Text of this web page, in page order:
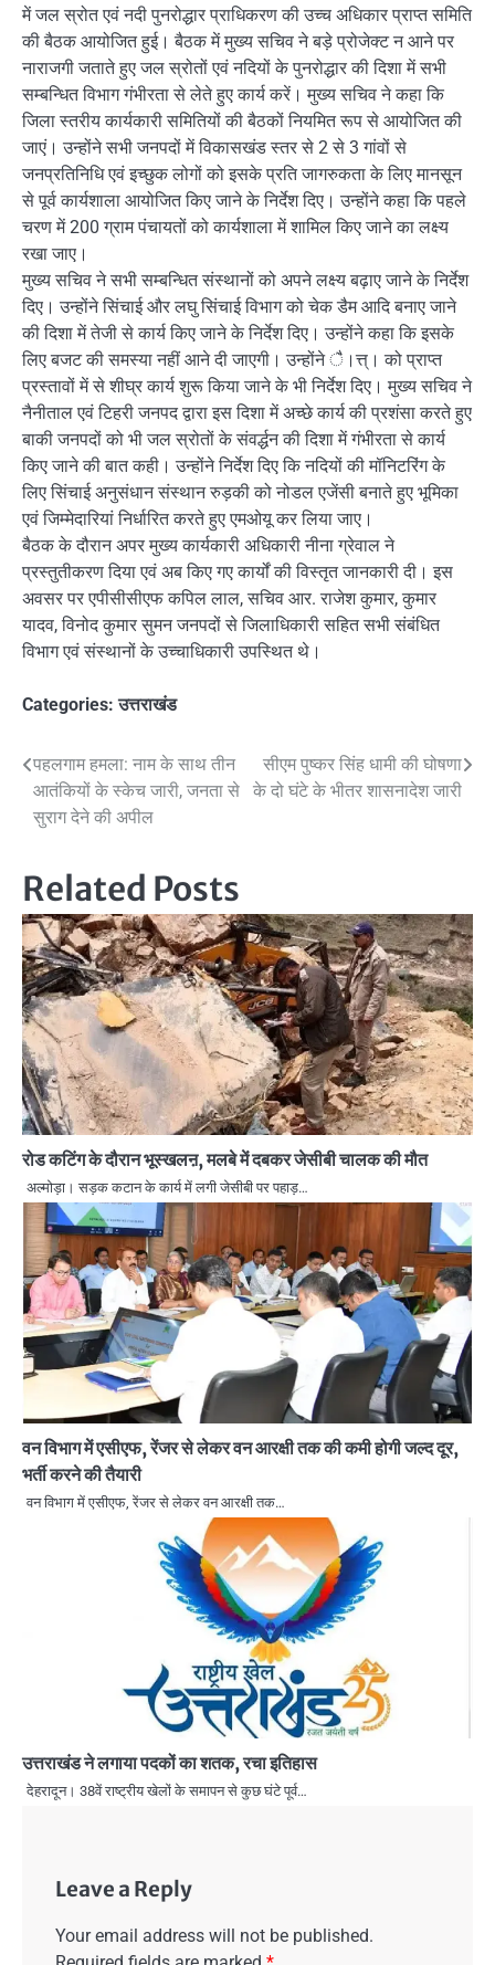
में जल स्रोत एवं नदी पुनरोद्धार प्राधिकरण की उच्च अधिकार प्राप्त समिति
की बैठक आयोजित हुई। बैठक में मुख्य सचिव ने बड़े प्रोजेक्ट न आने पर
नाराजगी जताते हुए जल स्रोतों एवं नदियों के पुनरोद्धार की दिशा में सभी
सम्बन्धित विभाग गंभीरता से लेते हुए कार्य करें। मुख्य सचिव ने कहा कि
जिला स्तरीय कार्यकारी समितियों की बैठकों नियमित रूप से आयोजित की
जाएं। उन्होंने सभी जनपदों में विकासखंड स्तर से 2 से 3 गांवों से
जनप्रतिनिधि एवं इच्छुक लोगों को इसके प्रति जागरुकता के लिए मानसून
से पूर्व कार्यशाला आयोजित किए जाने के निर्देश दिए। उन्होंने कहा कि पहले
चरण में 200 ग्राम पंचायतों को कार्यशाला में शामिल किए जाने का लक्ष्य
रखा जाए।
मुख्य सचिव ने सभी सम्बन्धित संस्थानों को अपने लक्ष्य बढ़ाए जाने के निर्देश
दिए। उन्होंने सिंचाई और लघु सिंचाई विभाग को चेक डैम आदि बनाए जाने
की दिशा में तेजी से कार्य किए जाने के निर्देश दिए। उन्होंने कहा कि इसके
लिए बजट की समस्या नहीं आने दी जाएगी। उन्होंने ै।त्त्। को प्राप्त
प्रस्तावों में से शीघ्र कार्य शुरू किया जाने के भी निर्देश दिए। मुख्य सचिव ने
नैनीताल एवं टिहरी जनपद द्वारा इस दिशा में अच्छे कार्य की प्रशंसा करते हुए
बाकी जनपदों को भी जल स्रोतों के संवर्द्धन की दिशा में गंभीरता से कार्य
किए जाने की बात कही। उन्होंने निर्देश दिए कि नदियों की मॉनिटरिंग के
लिए सिंचाई अनुसंधान संस्थान रुड़की को नोडल एजेंसी बनाते हुए भूमिका
एवं जिम्मेदारियां निर्धारित करते हुए एमओयू कर लिया जाए।
बैठक के दौरान अपर मुख्य कार्यकारी अधिकारी नीना ग्रेवाल ने
प्रस्तुतीकरण दिया एवं अब किए गए कार्यों की विस्तृत जानकारी दी। इस
अवसर पर एपीसीसीएफ कपिल लाल, सचिव आर. राजेश कुमार, कुमार
यादव, विनोद कुमार सुमन जनपदों से जिलाधिकारी सहित सभी संबंधित
विभाग एवं संस्थानों के उच्चाधिकारी उपस्थित थे।
Categories:उत्तराखंड
Post
navigation
पहलगाम हमला: नाम के साथ तीन
आतंकियों के स्केच जारी, जनता से
सुराग देने की अपील
सीएम पुष्कर सिंह धामी की घोषणा
के दो घंटे के भीतर शासनादेश जारी
Related Posts
रोड कटिंग के दौरान भूस्खलऩ, मलबे में दबकर जेसीबी चालक की मौत
अल्मोड़ा। सड़क कटान के कार्य में लगी जेसीबी पर पहाड़…
वन विभाग में एसीएफ, रेंजर से लेकर वन आरक्षी तक की कमी होगी जल्द दूर,
भर्ती करने की तैयारी
वन विभाग में एसीएफ, रेंजर से लेकर वन आरक्षी तक…
उत्तराखंड ने लगाया पदकों का शतक, रचा इतिहास
देहरादून। 38वें राष्ट्रीय खेलों के समापन से कुछ घंटे पूर्व…
Leave a Reply
Your email address will not be published.